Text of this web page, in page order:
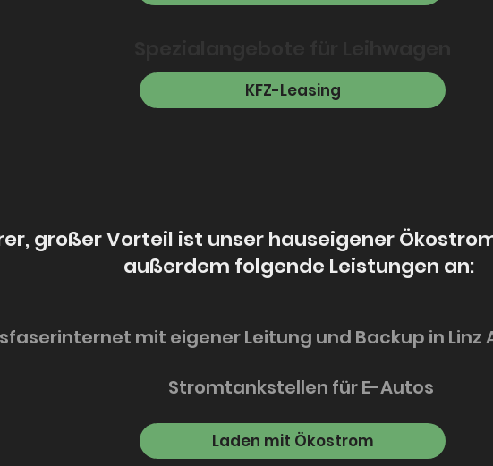
KFZ-Leasing
großer Vorteil ist unser hauseigener
außerdem folgende Leistungen an:
mit eigener Leitung und Backup in Linz
Stromtankstellen für E-Autos
Laden mit Ökostrom